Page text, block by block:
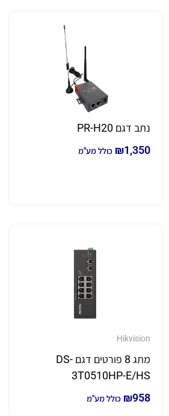
נתב דגם PR-H20
₪1,350 כולל מע"מ
Hikvision
מתג 8 פורטים דגם DS-
3T0510HP-E/HS
₪958 כולל מע"מ